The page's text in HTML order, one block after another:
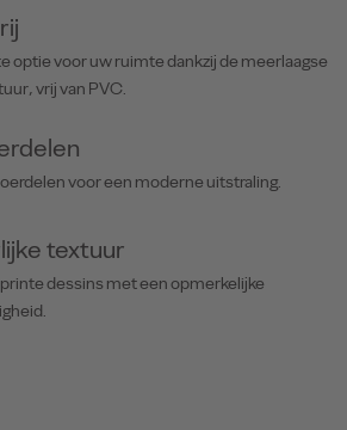
optie voor uw ruimte dankzij de meerlaagse
vrij van PVC.
voor een moderne uitstraling.
textuur
dessins met een opmerkelijke